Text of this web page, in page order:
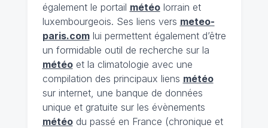
également le portail météolorrain et
luxembourgeois. Ses liens vers meteo-
paris.comlui permettent également d’être
un formidable outil de recherche sur la
météoet la climatologie avec une
compilation des principaux liens météo
sur internet, une banque de données
unique et gratuite sur les évènements
météodu passé en France (chronique et